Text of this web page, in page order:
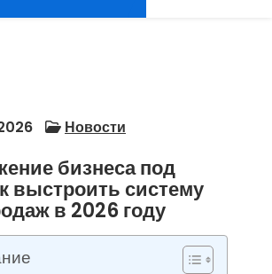
Новости
бизнеса под
выстроить систему
в 2026 году